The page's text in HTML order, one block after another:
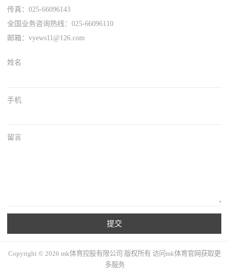
传真：025-66096143
全国业务咨询热线：025-66096110
邮箱：vyews11@126.com
姓名
手机
留言
提交
Copyright © 2026 mk体育控股有限公司 版权所有 访问mk体育官网获取更
多服务